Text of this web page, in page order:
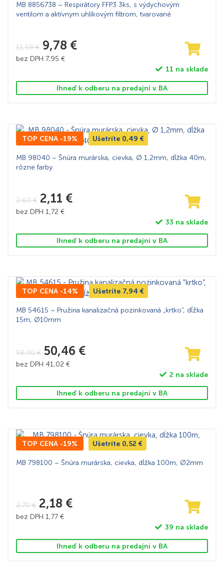
MB 8856738 – Respirátory FFP3 3ks, s výdychovým
ventilom a aktívnym uhlíkovým filtrom, tvarované
11,59€ 9,78 €
bez DPH 7,95 €
11 na sklade
Ihneď k odberu na predajni v BA
TOP CENA -19% Ušetríte 0,49 €
MB 98040 – Šnúra murárska, cievka, Ø 1,2mm, dĺžka 40m,
rôzne farby
2,60€ 2,11 €
bez DPH 1,72 €
33 na sklade
Ihneď k odberu na predajni v BA
TOP CENA -14% Ušetríte 7,94 €
MB 54615 – Pružina kanalizačná pozinkovaná „krtko“, dĺžka
15m, Ø10mm
58,40€ 50,46 €
bez DPH 41,02 €
2 na sklade
Ihneď k odberu na predajni v BA
TOP CENA -19% Ušetríte 0,52 €
MB 798100 – Šnúra murárska, cievka, dĺžka 100m, Ø2mm
2,70€ 2,18 €
bez DPH 1,77 €
39 na sklade
Ihneď k odberu na predajni v BA